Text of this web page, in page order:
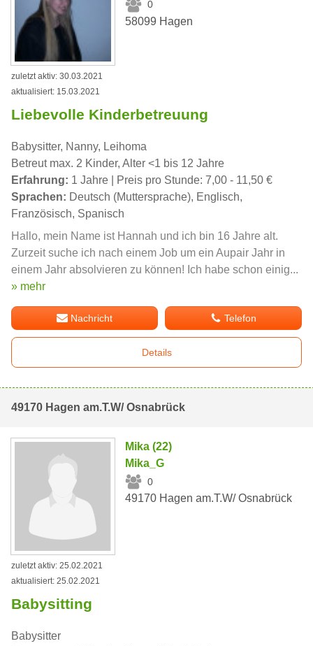
0
58099 Hagen
zuletzt aktiv: 30.03.2021
aktualisiert: 15.03.2021
Liebevolle Kinderbetreuung
Babysitter, Nanny, Leihoma
Betreut max. 2 Kinder, Alter <1 bis 12 Jahre
Erfahrung: 1 Jahre | Preis pro Stunde: 7,00 - 11,50 €
Sprachen: Deutsch (Muttersprache), Englisch,
Französisch, Spanisch
Hallo, mein Name ist Hannah und ich bin 16 Jahre alt.
Zurzeit suche ich nach einem Job um ein Aupair Jahr in
einem Jahr absolvieren zu können! Ich habe schon einig...
» mehr
Nachricht Telefon
Details
49170 Hagen am.T.W/ Osnabrück
Mika (22)
Mika_G
0
49170 Hagen am.T.W/ Osnabrück
zuletzt aktiv: 25.02.2021
aktualisiert: 25.02.2021
Babysitting
Babysitter